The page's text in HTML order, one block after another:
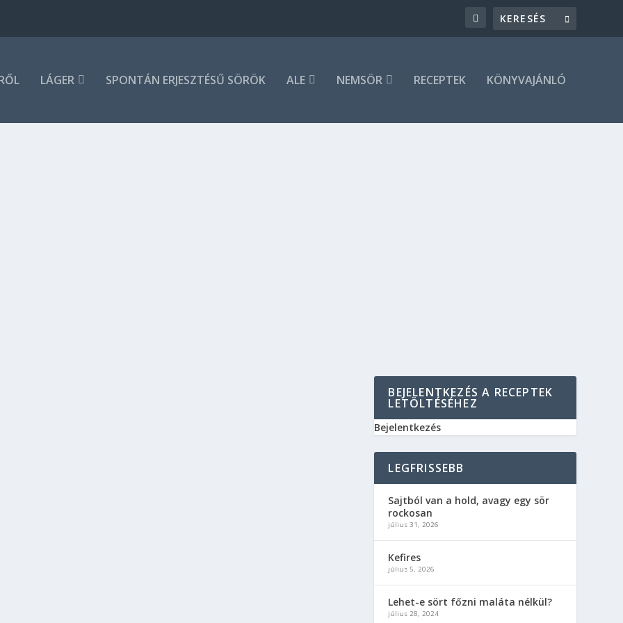
LÁGER SPONTÁN ERJESZTÉSŰ SÖRÖK ALE NEMSÖR RECEPTEK KÖNYVAJÁNLÓ
BEJELENTKEZÉS A RECEPTEK
LETÖLTÉSÉHEZ
Bejelentkezés
LEGFRISSEBB
Sajtból van a hold, avagy egy sör
rockosan
július 31, 2026
Kefires
július 5, 2026
Lehet-e sört főzni maláta nélkül?
július 28, 2024